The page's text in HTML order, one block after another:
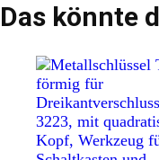
Das könnte